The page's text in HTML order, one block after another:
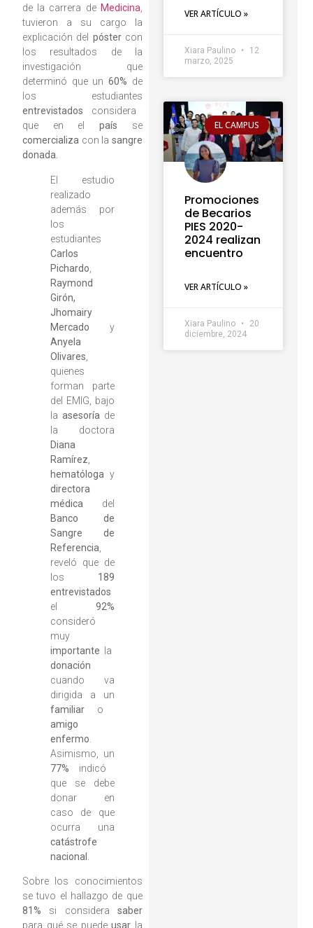
de la carrera de Medicina,
tuvieron a su cargo la
explicación del póstercon
los resultados de la
investigación que
determinó que un60% de
los estudiantes
entrevistados considera
que en elpaís se
comercializacon la sangre
donada.
El estudio
realizado
además por
los
estudiantes
Carlos
Pichardo
Raymond
Girón,
Jhomairy
Mercado y
Anyela
Olivares
quienes
forman parte
del EMIG, bajo
la asesoría de
la doctora
Diana
Ramírez
hematóloga y
directora
médica del
Banco de
Sangre de
Referencia
reveló que de
los 189
entrevistados
el 92%
consideró
muy
importante la
donación
cuando va
dirigida a un
familiaro
amigo
enfermo
Asimismo, un
77% indicó
que se debe
donar en
caso de que
ocurra una
catástrofe
nacional
Sobre los conocimientos
se tuvo el hallazgo de que
81% si considera saber
para qué se puedeusar la
VER ARTÍCULO »
Xiara Paulino
12
marzo, 2025
EL CAMPUS
Promociones
de Becarios
PIES 2020-
2024 realizan
encuentro
VER ARTÍCULO »
Xiara Paulino
20
diciembre, 2024